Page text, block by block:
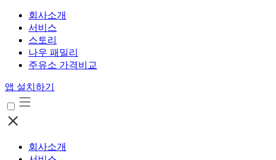
회사소개
서비스
스토리
나우 패밀리
주유소 가격비교
앱 설치하기
회사소개